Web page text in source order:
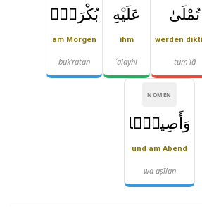
تُمْلَىٰ
werden
tum'lā
عَلَيْهِ
ihm
ʿalayhi
بُكْرَةًۭ
am Morgen
buk'ratan
NOMEN
وَأَصِيلًۭا
und am Abend
wa-aṣīlan